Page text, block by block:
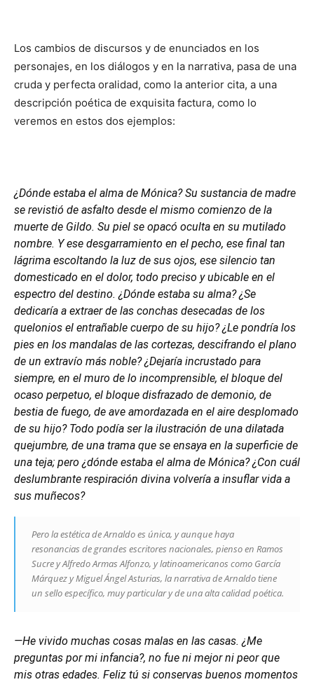
Los cambios de discursos y de enunciados en los
personajes, en los diálogos y en la narrativa, pasa de una
cruda y perfecta oralidad, como la anterior cita, a una
descripción poética de exquisita factura, como lo
veremos en estos dos ejemplos:
¿Dónde estaba el alma de Mónica? Su sustancia de madre
se revistió de asfalto desde el mismo comienzo de la
muerte de Gildo. Su piel se opacó oculta en su mutilado
nombre. Y ese desgarramiento en el pecho, ese final tan
lágrima escoltando la luz de sus ojos, ese silencio tan
domesticado en el dolor, todo preciso y ubicable en el
espectro del destino. ¿Dónde estaba su alma? ¿Se
dedicaría a extraer de las conchas desecadas de los
quelonios el entrañable cuerpo de su hijo? ¿Le pondría los
pies en los mandalas de las cortezas, descifrando el plano
de un extravío más noble? ¿Dejaría incrustado para
siempre, en el muro de lo incomprensible, el bloque del
ocaso perpetuo, el bloque disfrazado de demonio, de
bestia de fuego, de ave amordazada en el aire desplomado
de su hijo? Todo podía ser la ilustración de una dilatada
quejumbre, de una trama que se ensaya en la superficie de
una teja; pero ¿dónde estaba el alma de Mónica? ¿Con cuál
deslumbrante respiración divina volvería a insuflar vida a
sus muñecos?
Pero la estética de Arnaldo es única, y aunque haya
resonancias de grandes escritores nacionales, pienso en Ramos
Sucre y Alfredo Armas Alfonzo, y latinoamericanos como García
Márquez y Miguel Ángel Asturias, la narrativa de Arnaldo tiene
un sello específico, muy particular y de una alta calidad poética.
—He vivido muchas cosas malas en las casas. ¿Me
preguntas por mi infancia?, no fue ni mejor ni peor que
mis otras edades. Feliz tú si conservas buenos momentos